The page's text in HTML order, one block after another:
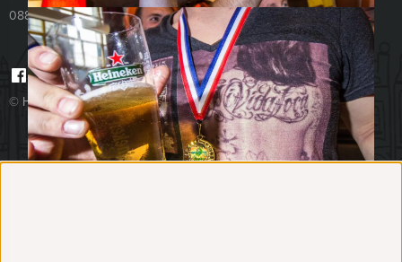
088 428 81 17
© Holland Tour Guides 2026